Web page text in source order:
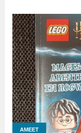
AMEET